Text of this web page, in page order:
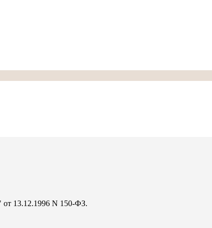
от 13.12.1996 N 150-ФЗ.